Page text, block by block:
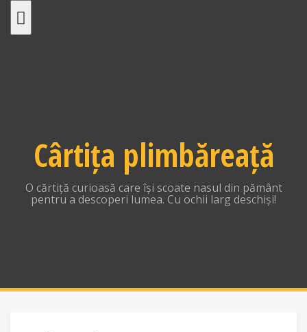
Cârtița plimbăreață
O cărtiță curioasă care își scoate nasul din pământ
pentru a descoperi lumea. Cu ochii larg deschiși!